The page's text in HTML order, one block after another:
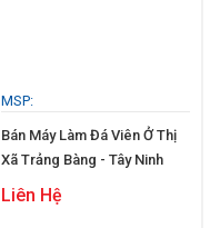
MSP:
Bán Máy Làm Đá Viên Ở Thị
Xã Trảng Bàng - Tây Ninh
Liên Hệ